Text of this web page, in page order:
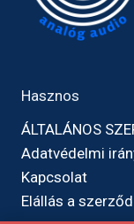
Hasznos
ÁLTALÁNOS
Adatvédelmi
Kapcsolat
Elállás a